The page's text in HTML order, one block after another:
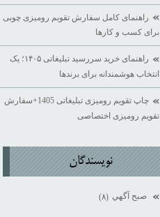
راهنمای کامل سفارش تقویم رومیزی چوبی
برای کسب ‌و کارها
راهنمای خرید سررسید تبلیغاتی ۱۴۰۵؛ یک
انتخاب هوشمندانه برای برندها
چاپ تقویم رومیزی تبلیغاتی 1405+سفارش
تقویم رومیزی اختصاصی
نويسندگان
صبح آگهي (۸)